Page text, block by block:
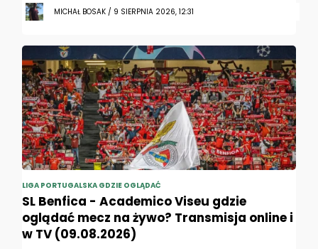
MICHAŁ BOSAK / 9 SIERPNIA 2026, 12:31
LIGA PORTUGALSKA GDZIE OGLĄDAĆ
SL Benfica - Academico Viseu gdzie
oglądać mecz na żywo? Transmisja online i
w TV (09.08.2026)